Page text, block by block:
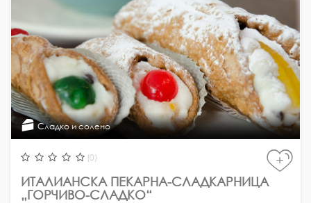
Сладко и солено
(0)
ИТАЛИАНСКА ПЕКАРНА-СЛАДКАРНИЦА
„ГОРЧИВО-СЛАДКО“
+